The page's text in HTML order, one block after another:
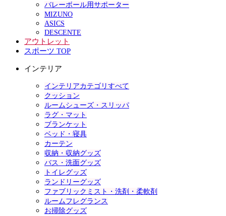
バレーボール用サポーター
MIZUNO
ASICS
DESCENTE
アウトレット
スポーツ TOP
インテリア
インテリアカテゴリすべて
クッション
ルームシューズ・スリッパ
ラグ・マット
ブランケット
ベッド・寝具
カーテン
収納・収納グッズ
バス・洗面グッズ
トイレグッズ
ランドリーグッズ
ファブリックミスト・洗剤・柔軟剤
ルームフレグランス
お掃除グッズ